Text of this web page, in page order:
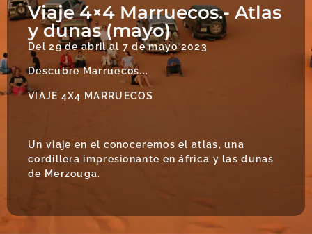
Viaje 4×4 Marruecos.- Atlas
y dunas (mayo)
Del 29 de abril al 7 de mayo 2023
Descubre Marruecos...
VIAJE 4X4 MARRUECOS
Un viaje en el conoceremos el atlas, una
cordillera impresionante en áfrica y las dunas
de Merzouga.